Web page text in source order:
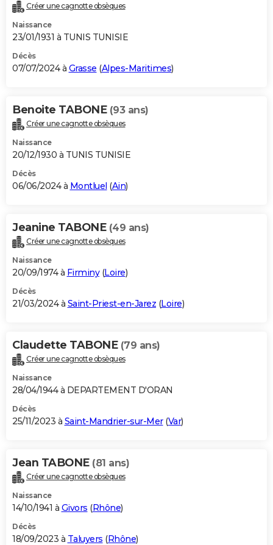
Créer une cagnotte obsèques
Naissance
23/01/1931 à TUNIS TUNISIE
Décès
07/07/2024 à Grasse (Alpes-Maritimes)
Benoite TABONE (93 ans)
Créer une cagnotte obsèques
Naissance
20/12/1930 à TUNIS TUNISIE
Décès
06/06/2024 à Montluel (Ain)
Jeanine TABONE (49 ans)
Créer une cagnotte obsèques
Naissance
20/09/1974 à Firminy(Loire)
Décès
21/03/2024 à Saint-Priest-en-Jarez (Loire)
Claudette TABONE (79 ans)
Créer une cagnotte obsèques
Naissance
28/04/1944 à DEPARTEMENT D'ORAN
Décès
25/11/2023 à Saint-Mandrier-sur-Mer(Var)
Jean TABONE (81 ans)
Créer une cagnotte obsèques
Naissance
14/10/1941 à Givors (Rhône)
Décès
18/09/2023 à Taluyers (Rhône)